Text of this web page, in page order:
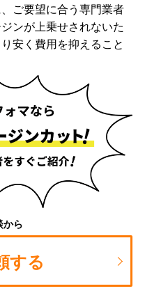
ご要望に合う専門業者
ンが上乗せされないた
安く費用を抑えること
から
する